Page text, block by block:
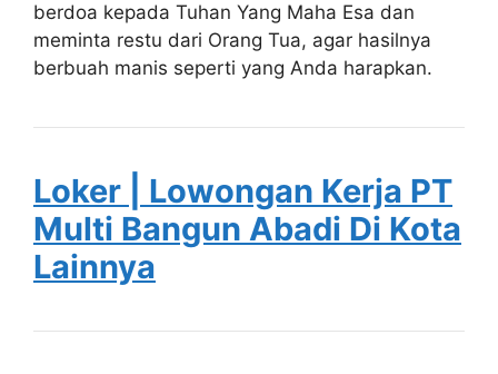
berdoa kepada Tuhan Yang Maha Esa dan
meminta restu dari Orang Tua, agar hasilnya
berbuah manis seperti yang Anda harapkan.
Loker | Lowongan Kerja PT
Multi Bangun Abadi Di Kota
Lainnya